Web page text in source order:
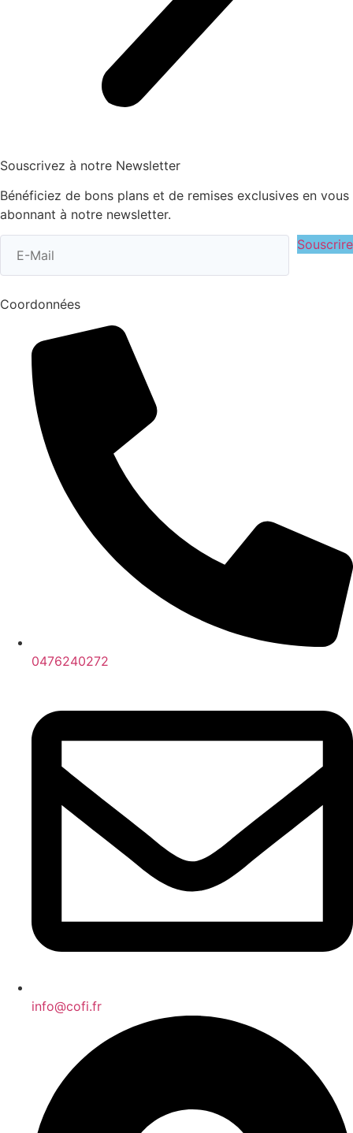
Souscrivez à notre Newsletter
Bénéficiez de bons plans et de remises exclusives en vous
abonnant à notre newsletter.
Souscrire
Coordonnées
0476240272
info@cofi.fr